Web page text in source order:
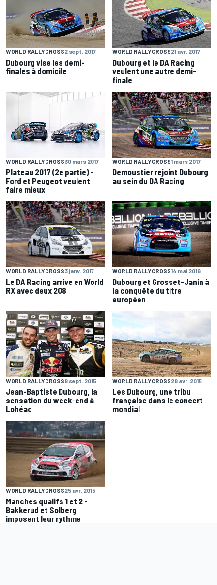
WORLD RALLYCROSS2 sept. 2017
Dubourg vise les demi-
finales à domicile
WORLD RALLYCROSS21 avr. 2017
Dubourg et le DA Racing
veulent une autre demi-
finale
WORLD RALLYCROSS30 mars 2017
Plateau 2017 (2e partie) -
Ford et Peugeot veulent
faire mieux
WORLD RALLYCROSS1 mars 2017
Demoustier rejoint Dubourg
au sein du DA Racing
WORLD RALLYCROSS3 janv. 2017
Le DA Racing arrive en World
RX avec deux 208
WORLD RALLYCROSS14 mai 2016
Dubourg et Grosset-Janin à
la conquête du titre
européen
WORLD RALLYCROSS8 sept. 2015
Jean-Baptiste Dubourg, la
sensation du week-end à
Lohéac
WORLD RALLYCROSS28 avr. 2015
Les Dubourg, une tribu
française dans le concert
mondial
WORLD RALLYCROSS25 avr. 2015
Manches qualifs 1 et 2 -
Bakkerud et Solberg
imposent leur rythme